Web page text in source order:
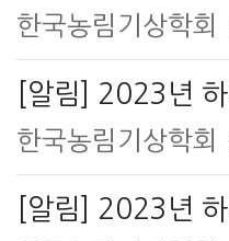
한국농림기상학회
[알림] 2023년
한국농림기상학회
[알림] 2023년